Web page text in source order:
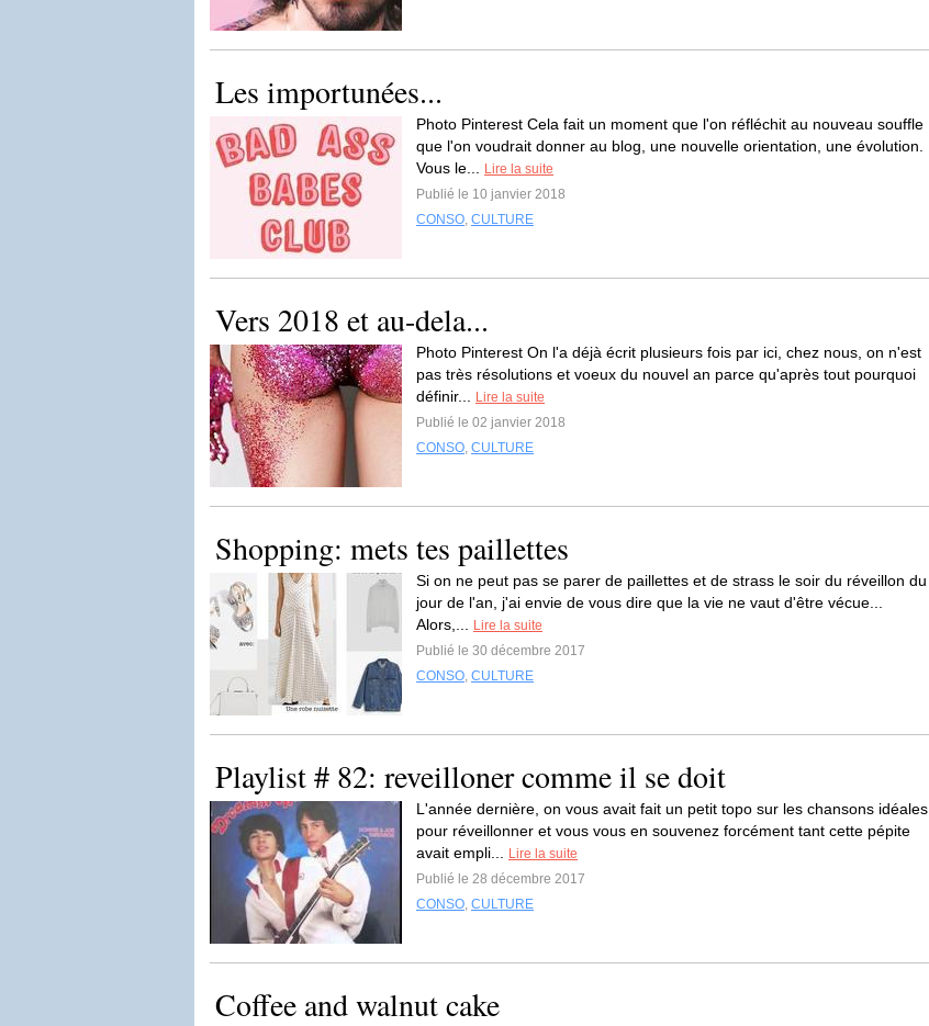
Les importunées...
Photo Pinterest Cela fait un moment que l'on réfléchit au nouveau souffle
que l'on voudrait donner au blog, une nouvelle orientation, une évolution.
Vous le...
Lire la suite
Publié le 10 janvier 2018
CONSO, CULTURE
Vers 2018 et au-dela...
Photo Pinterest On l'a déjà écrit plusieurs fois par ici, chez nous, on n'est
pas très résolutions et voeux du nouvel an parce qu'après tout pourquoi
définir...
Lire la suite
Publié le 02 janvier 2018
CONSO, CULTURE
Shopping: mets tes paillettes
Si on ne peut pas se parer de paillettes et de strass le soir du réveillon du
jour de l'an, j'ai envie de vous dire que la vie ne vaut d'être vécue...
Alors,...
Lire la suite
Publié le 30 décembre 2017
CONSO, CULTURE
Playlist # 82: reveilloner comme il se doit
L'année dernière, on vous avait fait un petit topo sur les chansons idéales
pour réveillonner et vous vous en souvenez forcément tant cette pépite
avait empli...
Lire la suite
Publié le 28 décembre 2017
CONSO, CULTURE
Coffee and walnut cake